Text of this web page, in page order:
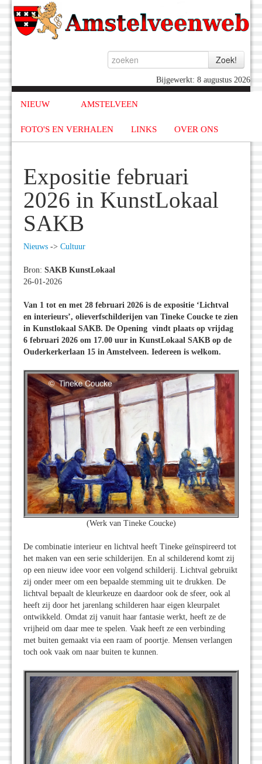
Bijgewerkt: 8 augustus 2026
NIEUW AMSTELVEEN
FOTO'S EN VERHALEN LINKS OVER ONS
Expositie februari
2026 in KunstLokaal
SAKB
Nieuws -> Cultuur
Bron: SAKB KunstLokaal
26-01-2026
Van 1 tot en met 28 februari 2026 is de expositie ‘Lichtval
en interieurs’, olieverfschilderijen van Tineke Coucke te zien
in Kunstlokaal SAKB. De Opening vindt plaats op vrijdag
6 februari 2026 om 17.00 uur in KunstLokaal SAKB op de
Ouderkerkerlaan 15 in Amstelveen. Iedereen is welkom.
(Werk van Tineke Coucke)
De combinatie interieur en lichtval heeft Tineke geïnspireerd tot
het maken van een serie schilderijen. En al schilderend komt zij
op een nieuw idee voor een volgend schilderij. Lichtval gebruikt
zij onder meer om een bepaalde stemming uit te drukken. De
lichtval bepaalt de kleurkeuze en daardoor ook de sfeer, ook al
heeft zij door het jarenlang schilderen haar eigen kleurpalet
ontwikkeld. Omdat zij vanuit haar fantasie werkt, heeft ze de
vrijheid om daar mee te spelen. Vaak heeft ze een verbinding
met buiten gemaakt via een raam of poortje. Mensen verlangen
toch ook vaak om naar buiten te kunnen.